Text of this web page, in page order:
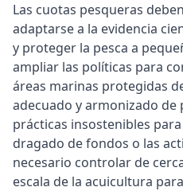
Las cuotas pesqueras
adaptarse a la evidencia
y proteger la pesca a
ampliar las políticas para
áreas marinas protegidas
adecuado y armonizado
prácticas insostenibles
dragado de fondos o las
necesario controlar de
escala de la acuicultura